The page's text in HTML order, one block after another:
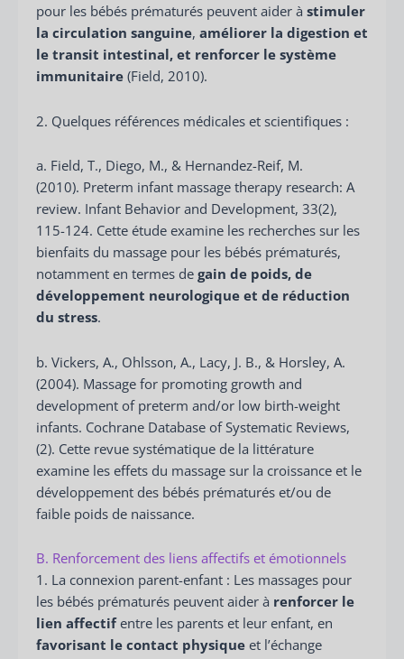
pour les bébés prématurés peuvent aider à stimuler
la circulation sanguine, améliorer la digestion et
le transit intestinal, et renforcer le système
immunitaire (Field, 2010).
2. Quelques références médicales et scientifiques :
a. Field, T., Diego, M., & Hernandez-Reif, M.
(2010). Preterm infant massage therapy research: A
review. Infant Behavior and Development, 33(2),
115-124. Cette étude examine les recherches sur les
bienfaits du massage pour les bébés prématurés,
notamment en termes de gain de poids, de
développement neurologique et de réduction
du stress.
b. Vickers, A., Ohlsson, A., Lacy, J. B., & Horsley, A.
(2004). Massage for promoting growth and
development of preterm and/or low birth-weight
infants. Cochrane Database of Systematic Reviews,
(2). Cette revue systématique de la littérature
examine les effets du massage sur la croissance et le
développement des bébés prématurés et/ou de
faible poids de naissance.
B. Renforcement des liens affectifs et émotionnels
1. La connexion parent-enfant : Les massages pour
les bébés prématurés peuvent aider à renforcer le
lien affectifentre les parents et leur enfant, en
favorisant le contact physique et l’échange